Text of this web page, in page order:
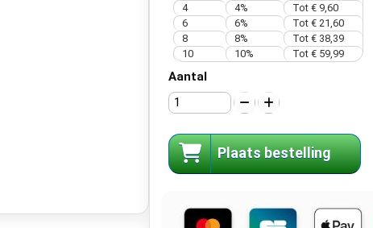
4
4% Tot € 9,60
6
6% Tot € 21,60
8
8% Tot € 38,39
10
10% Tot € 59,99
Aantal
Plaats bestelling